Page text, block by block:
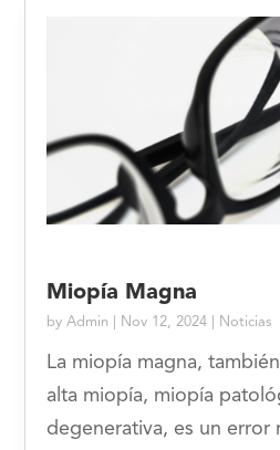
Miopía Magna
byAdmin Nov 12, 2024 Noticias
La miopía magna,
alta miopía, miopía
degenerativa, es un error